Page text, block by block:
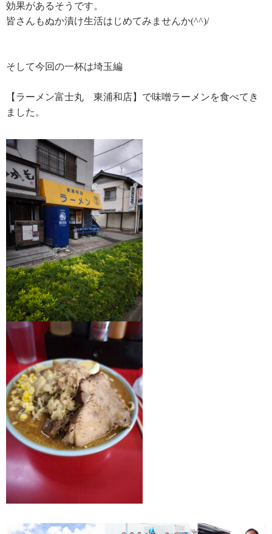
効果があるそうです。
皆さんもぬか漬け生活はじめてみませんか(^^)/
そして今回の一杯は埼玉編
【ラーメン富士丸 東浦和店】で味噌ラーメンを食べてき
ました。